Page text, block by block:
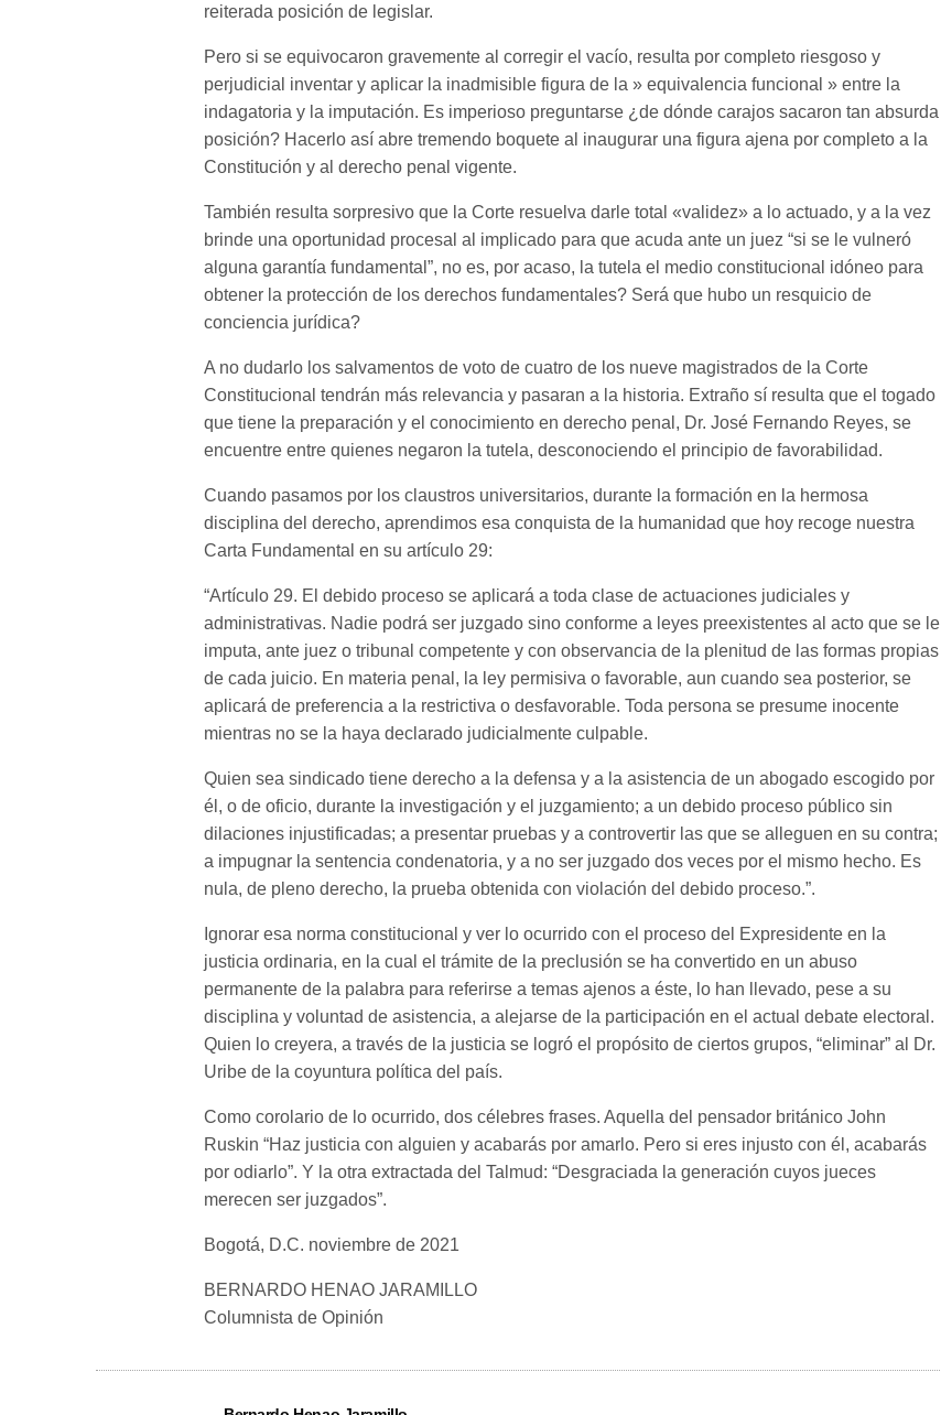
reiterada posición de legislar.
Pero si se equivocaron gravemente al corregir el vacío, resulta por completo riesgoso y
perjudicial inventar y aplicar la inadmisible figura de la » equivalencia funcional » entre la
indagatoria y la imputación. Es imperioso preguntarse ¿de dónde carajos sacaron tan absurda
posición? Hacerlo así abre tremendo boquete al inaugurar una figura ajena por completo a la
Constitución y al derecho penal vigente.
También resulta sorpresivo que la Corte resuelva darle total «validez» a lo actuado, y a la vez
brinde una oportunidad procesal al implicado para que acuda ante un juez “si se le vulneró
alguna garantía fundamental”, no es, por acaso, la tutela el medio constitucional idóneo para
obtener la protección de los derechos fundamentales? Será que hubo un resquicio de
conciencia jurídica?
A no dudarlo los salvamentos de voto de cuatro de los nueve magistrados de la Corte
Constitucional tendrán más relevancia y pasaran a la historia. Extraño sí resulta que el togado
que tiene la preparación y el conocimiento en derecho penal, Dr. José Fernando Reyes, se
encuentre entre quienes negaron la tutela, desconociendo el principio de favorabilidad.
Cuando pasamos por los claustros universitarios, durante la formación en la hermosa
disciplina del derecho, aprendimos esa conquista de la humanidad que hoy recoge nuestra
Carta Fundamental en su artículo 29:
“Artículo 29. El debido proceso se aplicará a toda clase de actuaciones judiciales y
administrativas. Nadie podrá ser juzgado sino conforme a leyes preexistentes al acto que se le
imputa, ante juez o tribunal competente y con observancia de la plenitud de las formas propias
de cada juicio. En materia penal, la ley permisiva o favorable, aun cuando sea posterior, se
aplicará de preferencia a la restrictiva o desfavorable. Toda persona se presume inocente
mientras no se la haya declarado judicialmente culpable.
Quien sea sindicado tiene derecho a la defensa y a la asistencia de un abogado escogido por
él, o de oficio, durante la investigación y el juzgamiento; a un debido proceso público sin
dilaciones injustificadas; a presentar pruebas y a controvertir las que se alleguen en su contra;
a impugnar la sentencia condenatoria, y a no ser juzgado dos veces por el mismo hecho. Es
nula, de pleno derecho, la prueba obtenida con violación del debido proceso.”.
Ignorar esa norma constitucional y ver lo ocurrido con el proceso del Expresidente en la
justicia ordinaria, en la cual el trámite de la preclusión se ha convertido en un abuso
permanente de la palabra para referirse a temas ajenos a éste, lo han llevado, pese a su
disciplina y voluntad de asistencia, a alejarse de la participación en el actual debate electoral.
Quien lo creyera, a través de la justicia se logró el propósito de ciertos grupos, “eliminar” al Dr.
Uribe de la coyuntura política del país.
Como corolario de lo ocurrido, dos célebres frases. Aquella del pensador británico John
Ruskin “Haz justicia con alguien y acabarás por amarlo. Pero si eres injusto con él, acabarás
por odiarlo”. Y la otra extractada del Talmud: “Desgraciada la generación cuyos jueces
merecen ser juzgados”.
Bogotá, D.C. noviembre de 2021
BERNARDO HENAO JARAMILLO
Columnista de Opinión